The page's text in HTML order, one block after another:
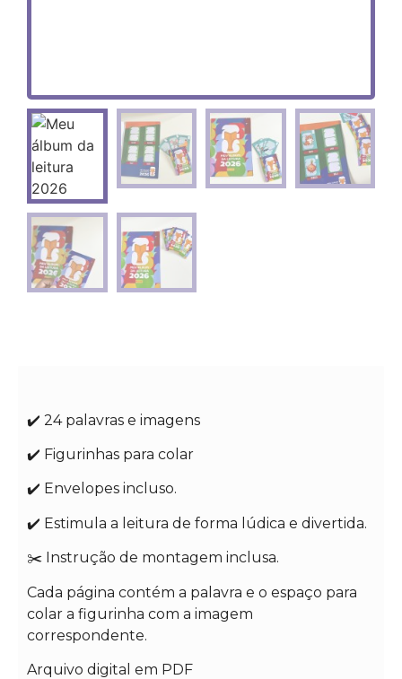
✔️ 24 palavras e imagens
✔️ Figurinhas para colar
✔️ Envelopes incluso.
✔️ Estimula a leitura de forma lúdica e divertida.
✂️ Instrução de montagem inclusa.
Cada página contém a palavra e o espaço para
colar a figurinha com a imagem
correspondente.
Arquivo digital em PDF